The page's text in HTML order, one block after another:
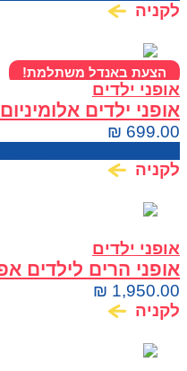
לקניה
הצעת באנדל משתלמת!
אופני ילדים
אופני ילדים אלומיניום BMX ROCKET 20
₪ 699.00
לקניה
אופני ילדים
Trail
₪ 1,950.00
לקניה